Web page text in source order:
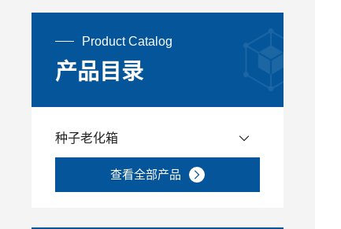
Product Catalog
产品目录
种子老化箱
查看全部产品